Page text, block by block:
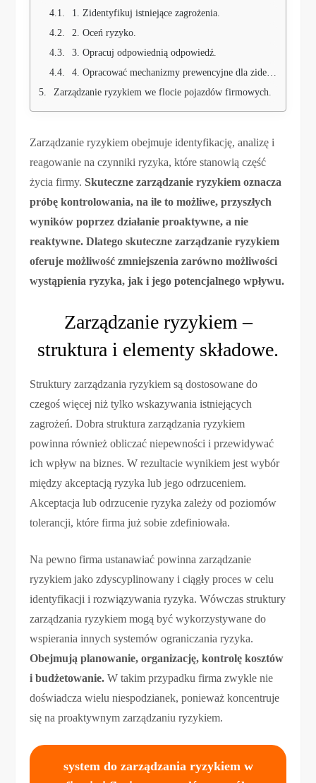
1. Zidentyfikuj istniejące zagrożenia.
2. Oceń ryzyko.
3. Opracuj odpowiednią odpowiedź.
4. Opracować mechanizmy prewencyjne dla zidentyfikowanych zagrożeń.
Zarządzanie ryzykiem we flocie pojazdów firmowych.
Zarządzanie ryzykiem obejmuje identyfikację, analizę i
reagowanie na czynniki ryzyka, które stanowią część
życia firmy.Skuteczne zarządzanie ryzykiem oznacza
próbę kontrolowania, na ile to możliwe, przyszłych
wyników poprzez działanie proaktywne, a nie
reaktywne. Dlatego skuteczne zarządzanie ryzykiem
oferuje możliwość zmniejszenia zarówno możliwości
wystąpienia ryzyka, jak i jego potencjalnego wpływu.
Zarządzanie ryzykiem –
struktura i elementy składowe.
Struktury zarządzania ryzykiem są dostosowane do
czegoś więcej niż tylko wskazywania istniejących
zagrożeń. Dobra struktura zarządzania ryzykiem
powinna również obliczać niepewności i przewidywać
ich wpływ na biznes. W rezultacie wynikiem jest wybór
między akceptacją ryzyka lub jego odrzuceniem.
Akceptacja lub odrzucenie ryzyka zależy od poziomów
tolerancji, które firma już sobie zdefiniowała.
Na pewno firma ustanawiać powinna zarządzanie
ryzykiem jako zdyscyplinowany i ciągły proces w celu
identyfikacji i rozwiązywania ryzyka. Wówczas struktury
zarządzania ryzykiem mogą być wykorzystywane do
wspierania innych systemów ograniczania ryzyka.
Obejmują planowanie, organizację, kontrolę kosztów
i budżetowanie. W takim przypadku firma zwykle nie
doświadcza wielu niespodzianek, ponieważ koncentruje
się na proaktywnym zarządzaniu ryzykiem.
system do zarządzania ryzykiem w